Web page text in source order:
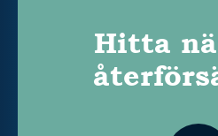
Hitta